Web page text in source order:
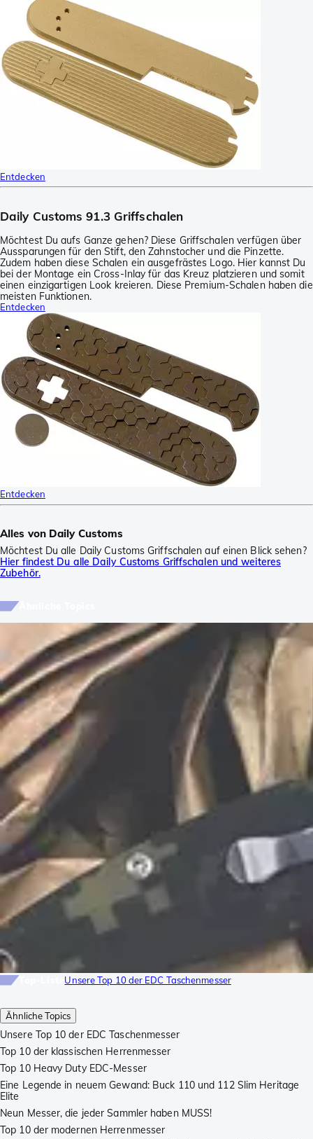
Ähnliche Topics
Unsere Top 10 der EDC Taschenmesser
Top 10 der klassischen Herrenmesser
Top 10 Heavy Duty EDC-Messer
Eine Legende in neuem Gewand: Buck 110 und 112 Slim Heritage
Elite
Neun Messer, die jeder Sammler haben MUSS!
Top 10 der modernen Herrenmesser
Entdecken
Daily Customs 91.3 Griffschalen
Möchtest Du aufs Ganze gehen? Diese Griffschalen verfügen über
Aussparungen für den Stift, den Zahnstocher und die Pinzette.
Zudem haben diese Schalen ein ausgefrästes Logo. Hier kannst Du
bei der Montage ein Cross-Inlay für das Kreuz platzieren und somit
einen einzigartigen Look kreieren. Diese Premium-Schalen haben die
meisten Funktionen.
Entdecken
Entdecken
Alles von Daily Customs
Möchtest Du alle Daily Customs Griffschalen auf einen Blick sehen?
Hier findest Du alle Daily Customs Griffschalen und weiteres
Zubehör.
Ähnliche Topics
Top-Liste Unsere Top 10 der EDC Taschenmesser